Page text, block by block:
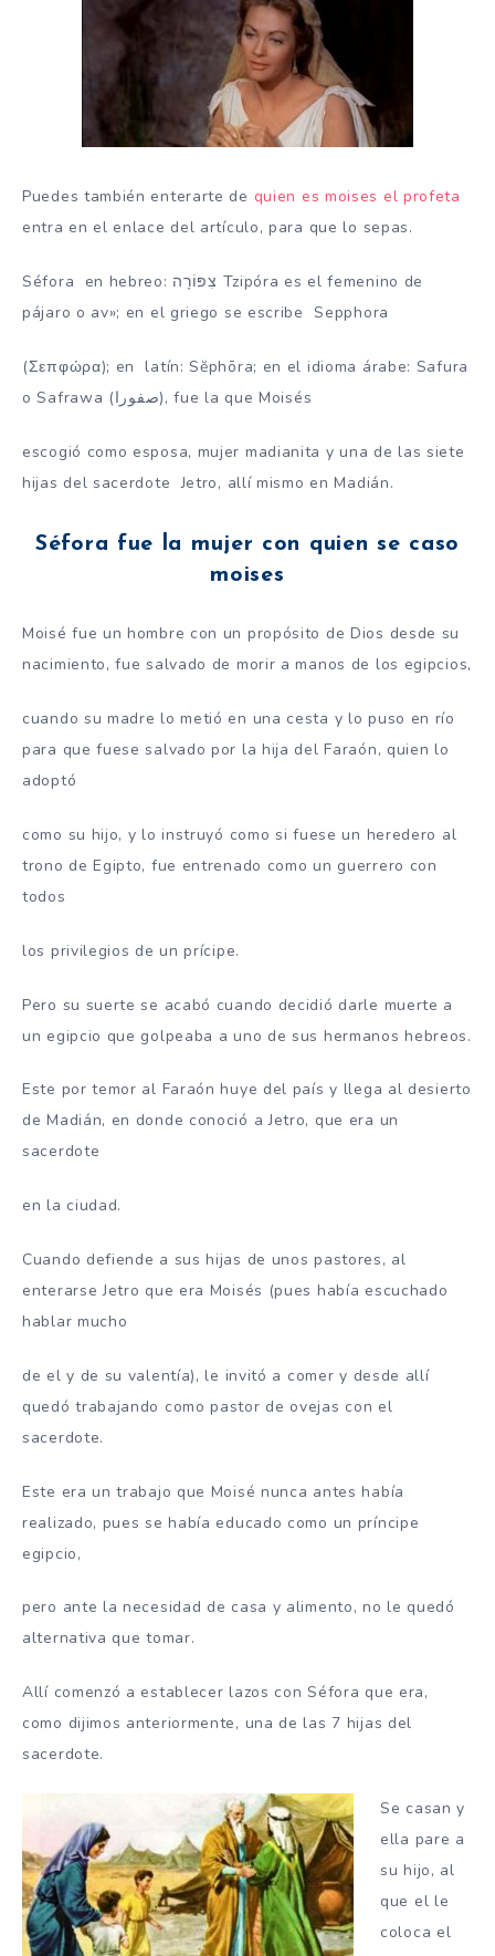
Puedes también enterarte de quien es moises el profeta
entra en el enlace del artículo, para que lo sepas.
Séfora en hebreo: צִפּוֹרָה Tzipóra es el femenino de
pájaro o av»; en el griego se escribe Sepphora
(Σεπφώρα); en latín: Sĕphōra; en el idioma árabe: Safura
o Safrawa (صفورا), fue la que Moisés
escogió como esposa, mujer madianita y una de las siete
hijas del sacerdote Jetro, allí mismo en Madián.
Séfora fue la mujer con quien se caso
moises
Moisé fue un hombre con un propósito de Dios desde su
nacimiento, fue salvado de morir a manos de los egipcios,
cuando su madre lo metió en una cesta y lo puso en río
para que fuese salvado por la hija del Faraón, quien lo
adoptó
como su hijo, y lo instruyó como si fuese un heredero al
trono de Egipto, fue entrenado como un guerrero con
todos
los privilegios de un prícipe.
Pero su suerte se acabó cuando decidió darle muerte a
un egipcio que golpeaba a uno de sus hermanos hebreos.
Este por temor al Faraón huye del país y llega al desierto
de Madián, en donde conoció a Jetro, que era un
sacerdote
en la ciudad.
Cuando defiende a sus hijas de unos pastores, al
enterarse Jetro que era Moisés (pues había escuchado
hablar mucho
de el y de su valentía), le invitó a comer y desde allí
quedó trabajando como pastor de ovejas con el
sacerdote.
Este era un trabajo que Moisé nunca antes había
realizado, pues se había educado como un príncipe
egipcio,
pero ante la necesidad de casa y alimento, no le quedó
alternativa que tomar.
Allí comenzó a establecer lazos con Séfora que era,
como dijimos anteriormente, una de las 7 hijas del
sacerdote.
Se casan y
ella pare a
su hijo, al
que el le
coloca el